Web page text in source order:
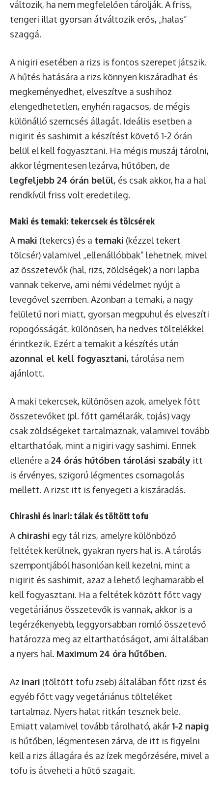
változik, ha nem megfelelően tárolják. A friss,
tengeri illat gyorsan átváltozik erős, „halas”
szaggá.
A nigiri esetében a rizs is fontos szerepet játszik.
A hűtés hatására a rizs könnyen kiszáradhat és
megkeményedhet, elveszítve a sushihoz
elengedhetetlen, enyhén ragacsos, de mégis
különálló szemcsés állagát. Ideális esetben a
nigirit és sashimit a készítést követő 1-2 órán
belül el kell fogyasztani. Ha mégis muszáj tárolni,
akkor légmentesen lezárva, hűtőben, de
legfeljebb 24 órán belül, és csak akkor, ha a hal
rendkívül friss volt eredetileg.
Maki és temaki: tekercsek és tölcsérek
A maki (tekercs) és a temaki (kézzel tekert
tölcsér) valamivel „ellenállóbbak” lehetnek, mivel
az összetevők (hal, rizs, zöldségek) a nori lapba
vannak tekerve, ami némi védelmet nyújt a
levegővel szemben. Azonban a temaki, a nagy
felületű nori miatt, gyorsan megpuhul és elveszíti
ropogósságát, különösen, ha nedves töltelékkel
érintkezik. Ezért a temakit a készítés után
azonnal el kell fogyasztani, tárolása nem
ajánlott.
A maki tekercsek, különösen azok, amelyek főtt
összetevőket (pl. főtt garnélarák, tojás) vagy
csak zöldségeket tartalmaznak, valamivel tovább
eltarthatóak, mint a nigiri vagy sashimi. Ennek
ellenére a 24 órás hűtőben tárolási szabály itt
is érvényes, szigorú légmentes csomagolás
mellett. A rizst itt is fenyegeti a kiszáradás.
Chirashi és inari: tálak és töltött tofu
A chirashi egy tál rizs, amelyre különböző
feltétek kerülnek, gyakran nyers hal is. A tárolás
szempontjából hasonlóan kell kezelni, mint a
nigirit és sashimit, azaz a lehető leghamarabb el
kell fogyasztani. Ha a feltétek között főtt vagy
vegetáriánus összetevők is vannak, akkor is a
legérzékenyebb, leggyorsabban romló összetevő
határozza meg az eltarthatóságot, ami általában
a nyers hal. Maximum 24 óra hűtőben.
Az inari (töltött tofu zseb) általában főtt rizst és
egyéb főtt vagy vegetáriánus tölteléket
tartalmaz. Nyers halat ritkán tesznek bele.
Emiatt valamivel tovább tárolható, akár1-2 napig
is hűtőben, légmentesen zárva, de itt is figyelni
kell a rizs állagára és az ízek megőrzésére, mivel a
tofu is átveheti a hűtő szagait.